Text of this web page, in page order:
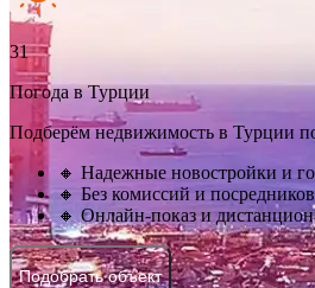
31
Погода в Турции
Подберём недвижимость в Турции
🔸 Надежные новостройки и
🔸 Без комиссий и посредников
🔸 Онлайн-показ и
Подобрать объект